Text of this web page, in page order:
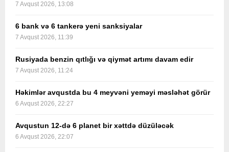
7 Avqust 2026, 13:08
6 bank və 6 tankerə yeni sanksiyalar
7 Avqust 2026, 11:39
Rusiyada benzin qıtlığı və qiymət artımı davam edir
7 Avqust 2026, 11:24
Həkimlər avqustda bu 4 meyvəni yeməyi məsləhət görür
6 Avqust 2026, 22:27
Avqustun 12-də 6 planet bir xəttdə düzüləcək
6 Avqust 2026, 22:07